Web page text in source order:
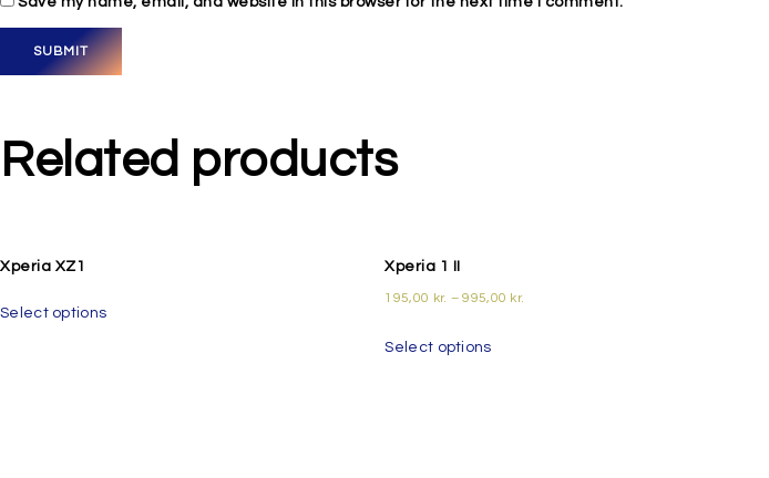
Related products
Xperia XZ1
Select options
Xperia 1 II
195,00 kr. –995,00 kr.
Select options